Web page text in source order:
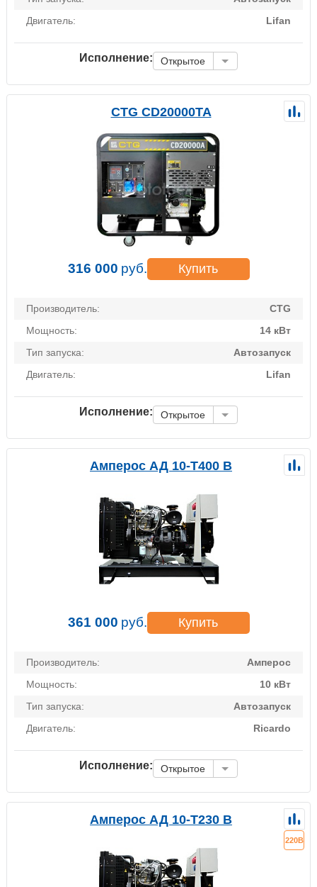
Двигатель:
Lifan
Исполнение: Открытое
CTG CD20000TA
316 000 руб. Купить
Производитель:
CTG
Мощность:
14 кВт
Тип запуска:
Автозапуск
Двигатель:
Lifan
Исполнение: Открытое
Амперос АД 10-Т400 B
361 000 руб. Купить
Производитель:
Амперос
Мощность:
10 кВт
Тип запуска:
Автозапуск
Двигатель:
Ricardo
Исполнение: Открытое
Амперос АД 10-Т230 B
220В